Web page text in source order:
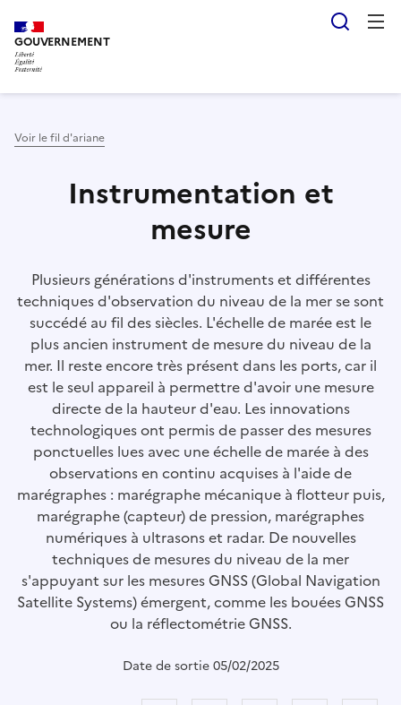
au
contenu
principal
GOUVERNEMENT
Voir le fil d'ariane
Instrumentation et
mesure
Plusieurs générations d'instruments et différentes
techniques d'observation du niveau de la mer se sont
succédé au fil des siècles. L'échelle de marée est le
plus ancien instrument de mesure du niveau de la
mer. Il reste encore très présent dans les ports, car il
est le seul appareil à permettre d'avoir une mesure
directe de la hauteur d'eau. Les innovations
technologiques ont permis de passer des mesures
ponctuelles lues avec une échelle de marée à des
observations en continu acquises à l'aide de
marégraphes : marégraphe mécanique à flotteur puis,
marégraphe (capteur) de pression, marégraphes
numériques à ultrasons et radar. De nouvelles
techniques de mesures du niveau de la mer
s'appuyant sur les mesures GNSS (Global Navigation
Satellite Systems) émergent, comme les bouées GNSS
ou la réflectométrie GNSS.
Date de sortie 05/02/2025